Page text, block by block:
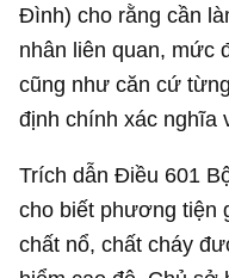
Đình) cho rằng cần
nhân liên quan, mức
cũng như căn cứ
định chính xác nghĩa
Trích dẫn Điều 601
cho biết phương tiện
chất nổ, chất cháy